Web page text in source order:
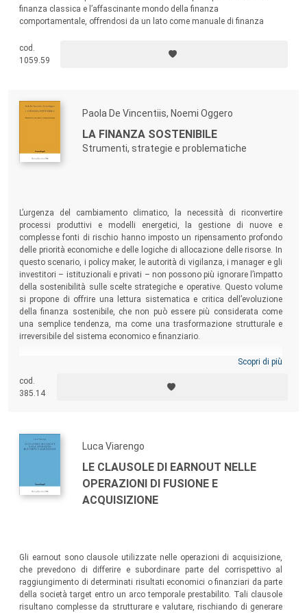
finanza classica e l’affascinante mondo della finanza
comportamentale, offrendosi da un lato come manuale di finanza
di apprendimento e autovalutazione per ogni singolo investitore.
cod.
1059.59
Paola De Vincentiis, Noemi Oggero
LA FINANZA SOSTENIBILE
Strumenti, strategie e problematiche
L’urgenza del cambiamento climatico, la necessità di riconvertire
processi produttivi e modelli energetici, la gestione di nuove e
complesse fonti di rischio hanno imposto un ripensamento profondo
delle priorità economiche e delle logiche di allocazione delle risorse. In
questo scenario, i policy maker, le autorità di vigilanza, i manager e gli
investitori – istituzionali e privati – non possono più ignorare l’impatto
della sostenibilità sulle scelte strategiche e operative. Questo volume
si propone di offrire una lettura sistematica e critica dell’evoluzione
della finanza sostenibile, che non può essere più considerata come
una semplice tendenza, ma come una trasformazione strutturale e
irreversibile del sistema economico e finanziario.
Scopri di più
cod.
385.14
Luca Viarengo
LE CLAUSOLE DI EARNOUT NELLE
OPERAZIONI DI FUSIONE E
ACQUISIZIONE
Gli earnout sono clausole utilizzate nelle operazioni di acquisizione,
che prevedono di differire e subordinare parte del corrispettivo al
raggiungimento di determinati risultati economici o finanziari da parte
della società target entro un arco temporale prestabilito. Tali clausole
risultano complesse da strutturare e valutare, rischiando di generare